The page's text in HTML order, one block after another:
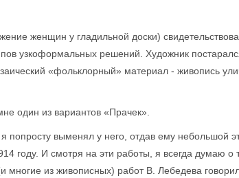
женщин у гладильной доски)
узкоформальных решений. Художник
«фольклорный» материал - живопись
один из вариантов «Прачек».
попросту выменял у него, отдав ему небольшой
году. И смотря на эти работы, я всегда думаю о
многие из живописных) работ В. Лебедева